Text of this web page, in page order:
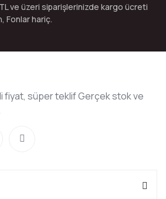
ve üzeri siparişlerinizde kargo ücreti
Fonlar hariç.
fiyat, süper teklif Gerçek stok ve